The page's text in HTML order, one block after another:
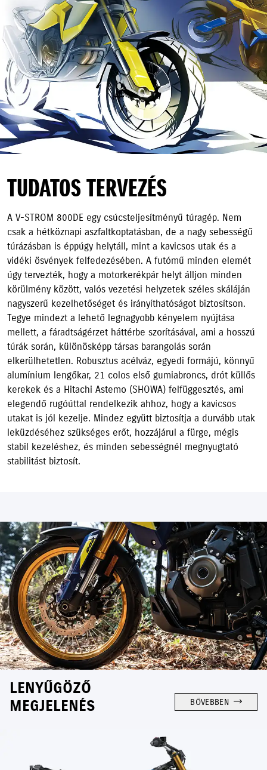
TUDATOS TERVEZÉS
A V-STROM 800DE egy csúcsteljesítményű túragép. Nem
csak a hétköznapi aszfaltkoptatásban, de a nagy sebességű
túrázásban is éppúgy helytáll, mint a kavicsos utak és a
vidéki ösvények felfedezésében. A futómű minden elemét
úgy tervezték, hogy a motorkerékpár helyt álljon minden
körülmény között, valós vezetési helyzetek széles skáláján
nagyszerű kezelhetőséget és irányíthatóságot biztosítson.
Tegye mindezt a lehető legnagyobb kényelem nyújtása
mellett, a fáradtságérzet háttérbe szorításával, ami a hosszú
túrák során, különösképp társas barangolás során
elkerülhetetlen. Robusztus acélváz, egyedi formájú, könnyű
alumínium lengőkar, 21 colos első gumiabroncs, drót küllős
kerekek és a Hitachi Astemo (SHOWA) felfüggesztés, ami
elegendő rugóúttal rendelkezik ahhoz, hogy a kavicsos
utakat is jól kezelje. Mindez együtt biztosítja a durvább utak
leküzdéséhez szükséges erőt, hozzájárul a fürge, mégis
stabil kezeléshez, és minden sebességnél megnyugtató
stabilitást biztosít.
LENYŰGÖZŐ
MEGJELENÉS
BŐVEBBEN